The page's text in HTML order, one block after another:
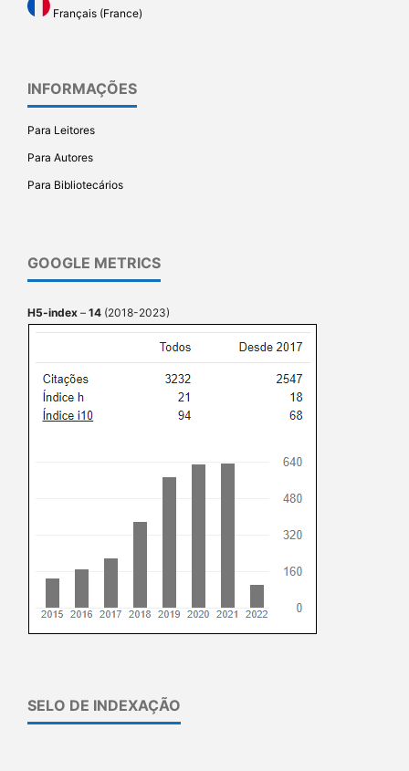
Français (France)
INFORMAÇÕES
Para Leitores
Para Autores
Para Bibliotecários
GOOGLE METRICS
H5-index – 14 (2018-2023)
SELO DE INDEXAÇÃO